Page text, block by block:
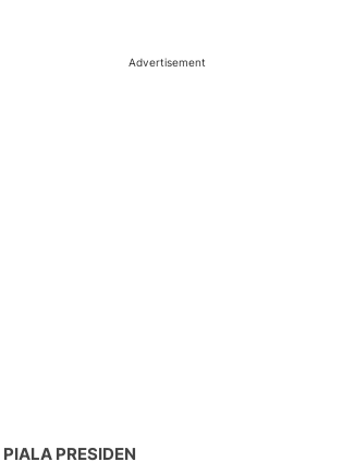
Advertisement
PIALA PRESIDEN